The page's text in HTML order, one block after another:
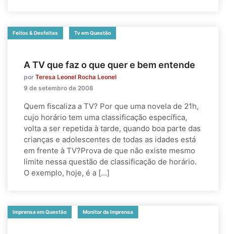
Feitos & Desfeitas Tv em Questão
A TV que faz o que quer e bem entende
por Teresa Leonel Rocha Leonel
9 de setembro de 2008
Quem fiscaliza a TV? Por que uma novela de 21h,
cujo horário tem uma classificação específica,
volta a ser repetida à tarde, quando boa parte das
crianças e adolescentes de todas as idades está
em frente à TV?Prova de que não existe mesmo
limite nessa questão de classificação de horário.
O exemplo, hoje, é a […]
Imprensa em Questão Monitor da Imprensa